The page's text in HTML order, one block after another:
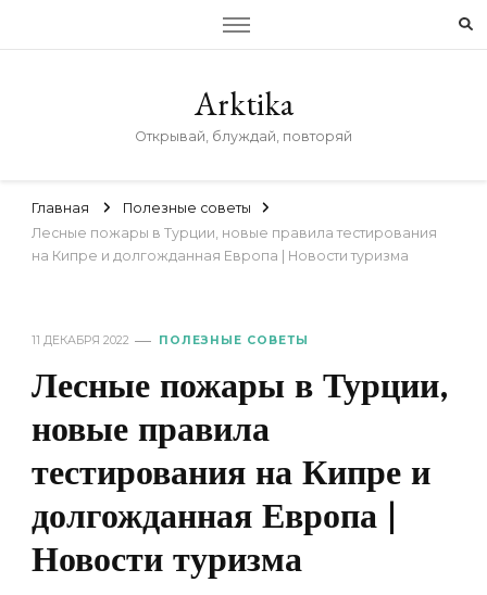
Arktika
Открывай, блуждай, повторяй
Главная
Полезные советы
Лесные пожары в Турции, новые правила тестирования
на Кипре и долгожданная Европа | Новости туризма
11 ДЕКАБРЯ 2022 ПОЛЕЗНЫЕ СОВЕТЫ
Лесные пожары в Турции,
новые правила
тестирования на Кипре и
долгожданная Европа |
Новости туризма